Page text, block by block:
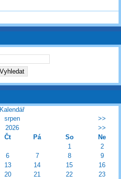
Kalendář
srpen
>>
2026
>>
Čt Pá So
Ne
1
2
6 7 8
9
13 14 15
16
20 21 22 23